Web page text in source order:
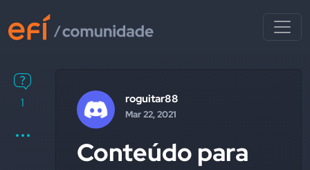
1 roguitar88
Mar 22, 2021
Conteúdo para